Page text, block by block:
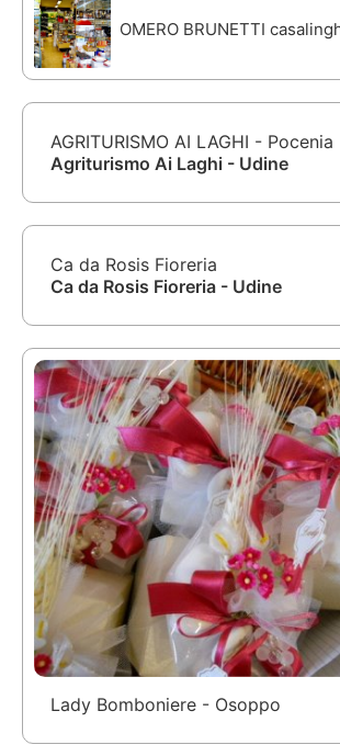
OMERO BRUNETTI
AGRITURISMO AI LAGHI - Pocenia
Agriturismo Ai Laghi - Udine
Ca da Rosis Fioreria
Ca da Rosis Fioreria - Udine
Lady Bomboniere - Osoppo